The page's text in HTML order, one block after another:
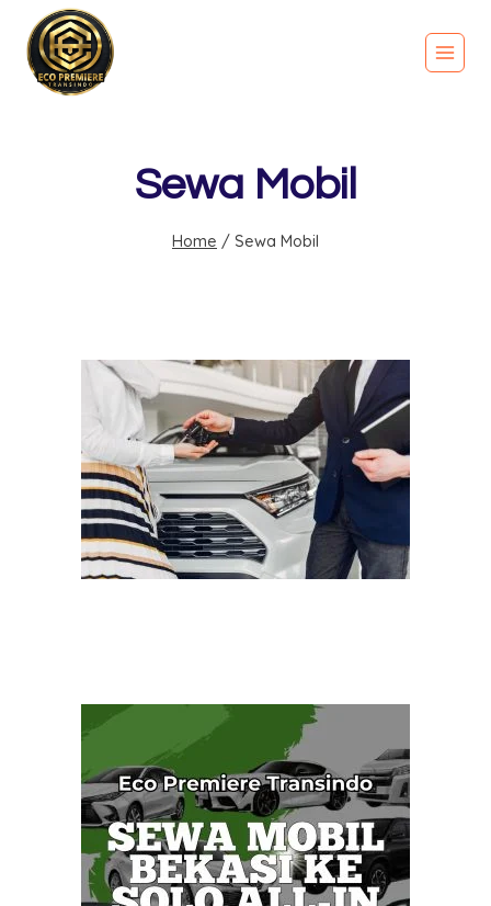
Sewa Mobil
Home / Sewa Mobil